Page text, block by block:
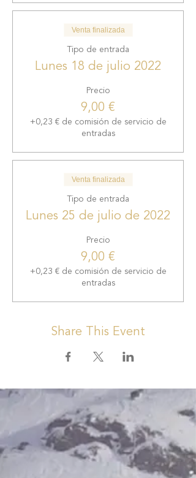
Venta finalizada
Tipo de entrada
Lunes 18 de julio 2022
Precio
9,00 €
+0,23 € de comisión de servicio de
entradas
Venta finalizada
Tipo de entrada
Lunes 25 de julio de 2022
Precio
9,00 €
+0,23 € de comisión de servicio de
entradas
Share This Event